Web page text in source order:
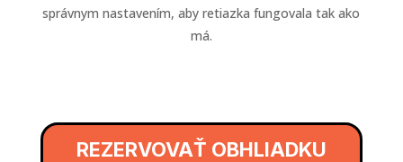
správnym nastavením, aby retiazka fungovala tak ako
má.
REZERVOVAŤ OBHLIADKU